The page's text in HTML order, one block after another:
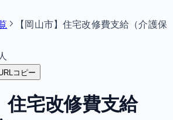
【岡山市】住宅改修費支給（介護保
コピー
住宅改修費支給